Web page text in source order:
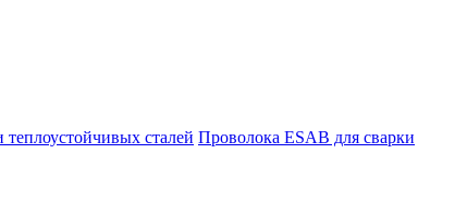
сталей Проволока ESAB для сварки